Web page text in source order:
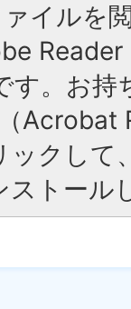
ァイルを
す。お持
Acrobat
ックして
ストール